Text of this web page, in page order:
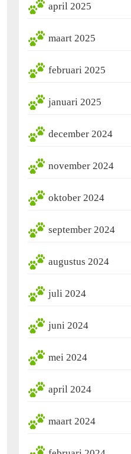
april 2025
maart 2025
februari 2025
januari 2025
december 2024
november 2024
oktober 2024
september 2024
augustus 2024
juli 2024
juni 2024
mei 2024
april 2024
maart 2024